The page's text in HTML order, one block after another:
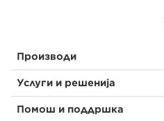
Производи
Услуги и решенија
Помош и поддршка